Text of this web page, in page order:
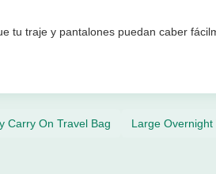
tu traje y pantalones puedan caber
Carry On Travel Bag Large Overnight